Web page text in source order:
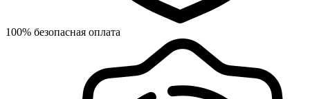
100% безопасная оплата